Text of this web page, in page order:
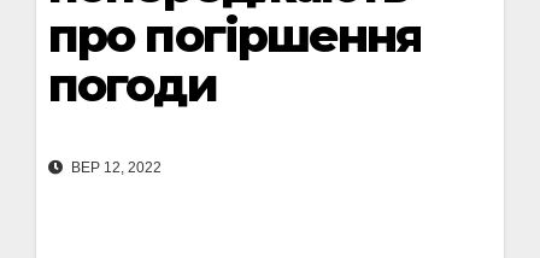
про погіршення
погоди
ВЕР 12, 2022